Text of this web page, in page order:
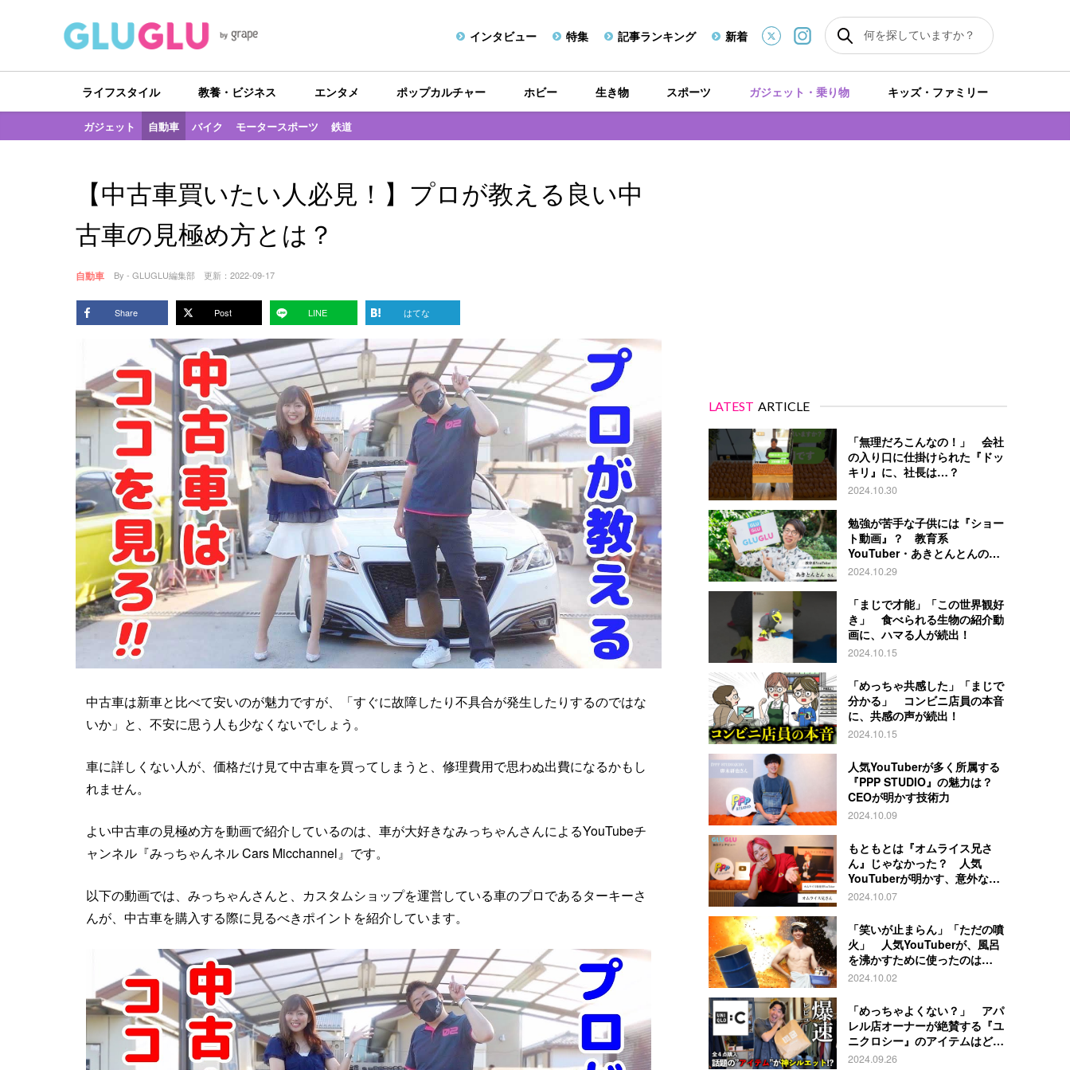
インタビュー 特集 記事ランキング 新着
ライフスタイル 教養・ビジネス エンタメ ポップカルチャー ホビー 生き物 スポーツ ガジェット・乗り物
ガジェット 自動車 バイク モータースポーツ 鉄道
キッズ・ファミリー
【中古車買いたい人必見！】プロが教える良い中
古車の見極め方とは？
自動車 By - GLUGLU編集部 更新： 2022-09-17
Share Post LINE はてな
中古車は新車と比べて安いのが魅力ですが、「すぐに故障したり不具合が発生したりするのではな
いか」と、不安に思う人も少なくないでしょう。
車に詳しくない人が、価格だけ見て中古車を買ってしまうと、修理費用で思わぬ出費になるかもし
れません。
よい中古車の見極め方を動画で紹介しているのは、車が大好きなみっちゃんさんによるYouTubeチ
ャンネル『みっちゃんネル Cars Micchannel』です。
以下の動画では、みっちゃんさんと、カスタムショップを運営している車のプロであるターキーさ
んが、中古車を購入する際に見るべきポイントを紹介しています。
LATEST ARTICLE
「無理だろこんなの！」 会社
の入り口に仕掛けられた『ドッ
キリ』に、社長は…？
2024.10.30
勉強が苦手な子供には『ショー
ト動画』？ 教育系
YouTuber・あきとんとんの戦
略とは
2024.10.29
「まじで才能」「この世界観好
き」 食べられる生物の紹介動
画に、ハマる人が続出！
2024.10.15
「めっちゃ共感した」「まじで
分かる」 コンビニ店員の本音
に、共感の声が続出！
2024.10.15
人気YouTuberが多く所属する
『PPP STUDIO』の魅力は？
CEOが明かす技術力
2024.10.09
もともとは『オムライス兄さ
ん』じゃなかった？ 人気
YouTuberが明かす、意外な過
去とは
2024.10.07
「笑いが止まらん」「ただの噴
火」 人気YouTuberが、風呂
を沸かすために使ったのは…
2024.10.02
「めっちゃよくない？」 アパ
レル店オーナーが絶賛する『ユ
ニクロシー』のアイテムはど
れ？
2024.09.26